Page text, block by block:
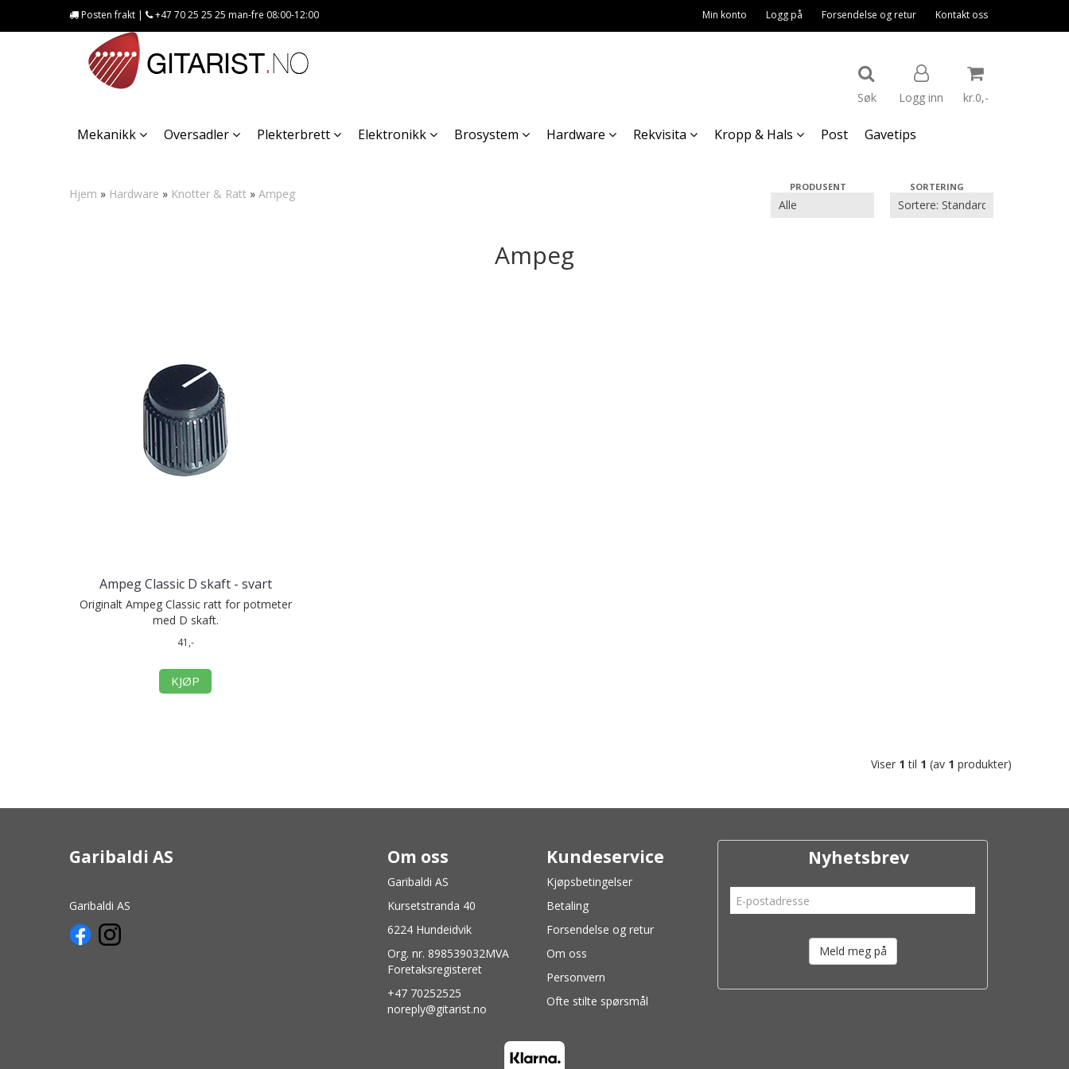
Posten frakt | +47 70 25 25 25 man-fre 08:00-12:00 Min konto Logg på Forsendelse og retur Kontakt oss
Søk Logg inn kr.0,-
Mekanikk Oversadler Plekterbrett Elektronikk Brosystem Hardware Rekvisita Kropp & Hals Post Gavetips
Hjem » Hardware » Knotter & Ratt » Ampeg PRODUSENT SORTERING
Ampeg
Ampeg Classic D skaft - svart
Originalt Ampeg Classic ratt for potmeter
med D skaft.
41,-
KJØP
Viser 1 til 1 (av 1 produkter)
Garibaldi AS
Garibaldi AS
Om oss
Garibaldi AS
Kursetstranda 40
6224 Hundeidvik
Org. nr. 898539032MVA
Foretaksregisteret
+47 70252525
noreply@gitarist.no
Kundeservice
Kjøpsbetingelser
Betaling
Forsendelse og retur
Om oss
Personvern
Ofte stilte spørsmål
Nyhetsbrev
Meld meg på